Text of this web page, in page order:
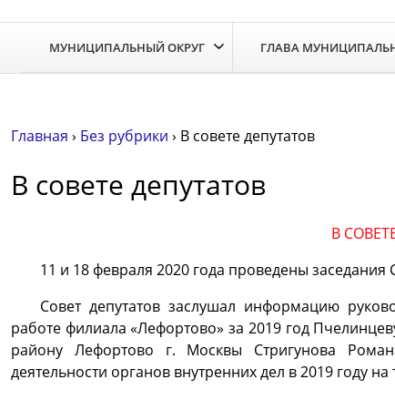
content
МУНИЦИПАЛЬНЫЙ ОКРУГ ГЛАВА
Главная › Без рубрики › В совете депутатов
В совете депутатов
В
11 и 18 февраля 2020 года проведены
Совет депутатов заслушал информацию
работе филиала «Лефортово» за 2019 год
району Лефортово г. Москвы Стригунова
деятельности органов внутренних дел в 2019 году